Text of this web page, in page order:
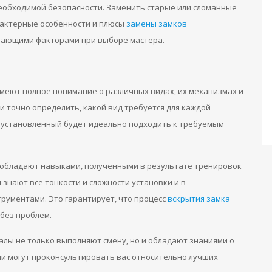
безопасности. Заменить старые или сломанные
особенности и плюсы замены замков
факторами при выборе мастера.
полное понимание о различных видах, их механизмах и
точно определить, какой вид требуется для каждой
будет идеально подходить к требуемым
навыками, полученными в результате тренировок
все тонкости и сложности установки и в
Это гарантирует, что процессвскрытия замка
проблем.
не только выполняют смену, но и обладают знаниями о
могут проконсультировать вас относительно лучших